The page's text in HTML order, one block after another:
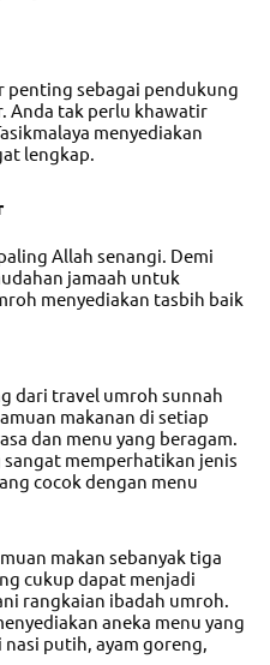
sebagai pendukung
Anda tak perlu khawatir
menyediakan
lengkap.
Allah senangi. Demi
jamaah untuk
menyediakan tasbih baik
dari travel umroh sunnah
makanan di setiap
dan menu yang beragam.
memperhatikan jenis
cocok dengan menu
makan sebanyak tiga
cukup dapat menjadi
rangkaian ibadah umroh.
aneka menu yang
putih, ayam goreng,